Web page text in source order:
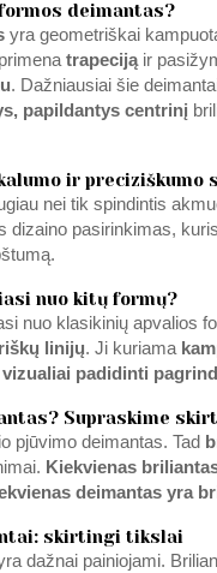
deimantas?
yra geometriškai
trapecijąir
. Dažniausiai šie
papildantys centrinį
ir preciziškumo
nei tik spindintis
dizaino pasirinkimas,
nuo kitų formų?
nuo klasikinių apvalios
linijų. Ji kuriama
vizualiai padidinti
Supraskime
pjūvimo deimantas. Tad
Kiekvienas
deimantas yra
skirtingi tikslai
dažnai painiojami.